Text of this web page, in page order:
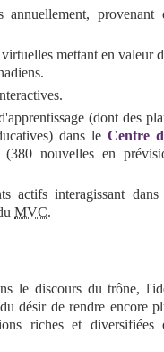
provenant
mettant en valeur
(dont des
dans le Centre
(380 nouvelles en
actifs interagissant dans
MVC.
le discours du trône,
désir de rendre encore
riches et diversifiées